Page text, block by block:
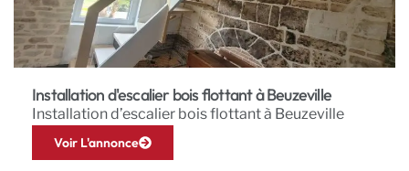
Installation d'escalier bois flottant à Beuzeville
Installation d’escalier bois flottant à Beuzeville
Voir L'annonce